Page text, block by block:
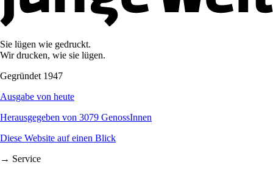
Sie lügen wie gedruckt.
Wir drucken, wie sie lügen.
Gegründet 1947
Ausgabe von heute
Herausgegeben von 3079 GenossInnen
Diese Website auf einen Blick
→ Service